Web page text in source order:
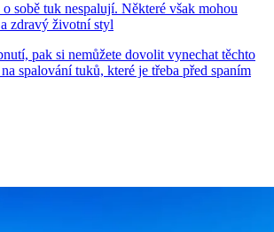
sobě tuk nespalují. Některé však mohou
zdravý životní styl
pak si nemůžete dovolit vynechat těchto
spalování tuků, které je třeba před spaním